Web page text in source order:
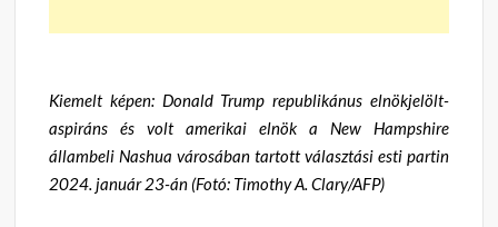
Kiemelt képen: Donald Trump republikánus elnökjelölt-
aspiráns és volt amerikai elnök a New Hampshire
állambeli Nashua városában tartott választási esti partin
2024. január 23-án (Fotó: Timothy A. Clary/AFP)